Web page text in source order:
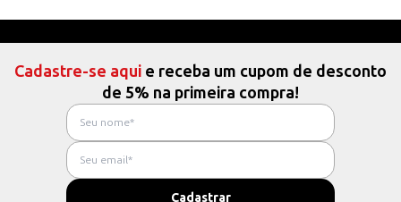
Cadastre-se aqui e receba um cupom de desconto
de 5% na primeira compra!